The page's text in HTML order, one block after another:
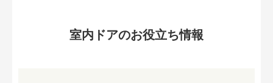
室内ドアのお役立ち情報